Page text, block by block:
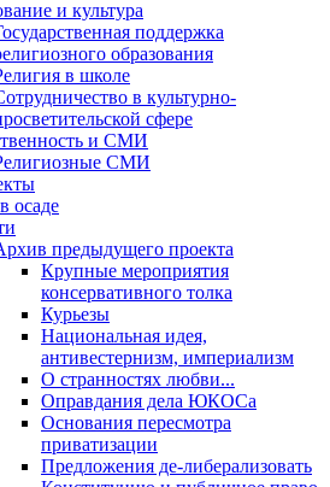
и культура
поддержка
образования
в школе
в культурно-
сфере
и СМИ
СМИ
осаде
предыдущего проекта
Крупные мероприятия
консервативного толка
Курьезы
Национальная идея,
антивестернизм, империализм
О странностях любви...
Оправдания дела ЮКОСа
Основания пересмотра
приватизации
Предложения де-либерализовать